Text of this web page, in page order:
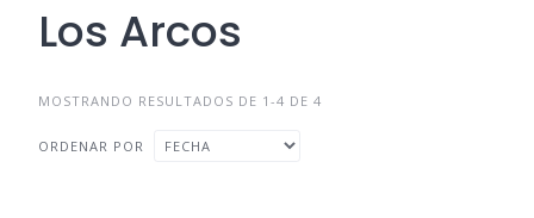
Los Arcos
MOSTRANDO RESULTADOS DE 1-4 DE 4
ORDENAR POR